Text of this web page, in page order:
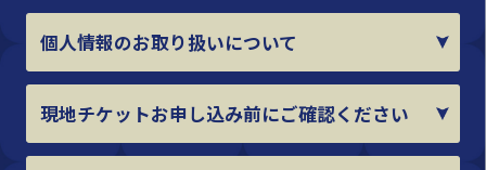
個人情報のお取り扱いについて
現地チケットお申し込み前にご確認ください